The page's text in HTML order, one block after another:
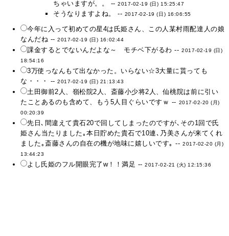
ちゃいますが。。 --2017-02-19 (日) 15:25:47
そうなりますよね。 -- 2017-02-19 (日) 16:06:55
今年に入って初めての星4は氏姫さん、この人某村雨配達人の娘
なんだね --2017-02-19 (日) 16:02:44
課金するとでないんだよな～ モチベ下がるわ -- 2017-02-19 (日)
18:54:16
3万使っなんもて出なかった。いらない☆3大量に貰っても
な・・・ --2017-02-19 (日) 21:13:43
土田御前2人、嶺松院2人、斎藤小少将2人、仙桃院は前に引い
たことあるのも含めて、もう5人目ぐらいですｗ -- 2017-02-20 (月)
00:20:39
先日､間違えて貴石20で回してしまったのですが､その1回で氏
姫さん当たりました｡本日貯めた貴石で10連､乃美さんが来てくれ
ました｡斎藤さんの自在の機が地味に嬉しいです｡ --2017-02-20 (月)
13:44:23
よし氏姫のフル開眼完了w！！満足 --2017-02-21 (火) 12:15:36